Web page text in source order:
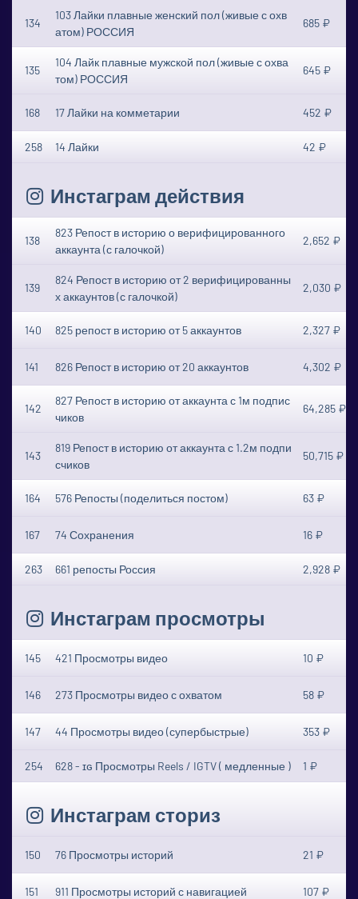
134
103 Лайки плавные женский пол (живые с охв
атом) РОССИЯ
685 ₽
135
104 Лайк плавные мужской пол (живые с охва
том) РОССИЯ
645 ₽
168 17 Лайки на комметарии 452 ₽
258 14 Лайки 42 ₽
Инстаграм действия
138
823 Репост в историю о верифицированного
аккаунта (с галочкой)
2,652 ₽
139
824 Репост в историю от 2 верифицированны
х аккаунтов (с галочкой)
2,030 ₽
140 825 репост в историю от 5 аккаунтов 2,327 ₽
141 826 Репост в историю от 20 аккаунтов 4,302 ₽
142
827 Репост в историю от аккаунта с 1м подпис
чиков
64,285 ₽
143
819 Репост в историю от аккаунта с 1.2м подпи
счиков
50,715 ₽
164 576 Репосты (поделиться постом) 63 ₽
167 74 Сохранения 16 ₽
263 661 репосты Россия 2,928 ₽
Инстаграм просмотры
145 421 Просмотры видео 10 ₽
146 273 Просмотры видео с охватом 58 ₽
147 44 Просмотры видео (супербыстрые) 353 ₽
254 628 - ɪɢ Просмотры Reels / IGTV ( медленные ) 1 ₽
Инстаграм сториз
150 76 Просмотры историй 21 ₽
151 911 Просмотры историй с навигацией 107 ₽